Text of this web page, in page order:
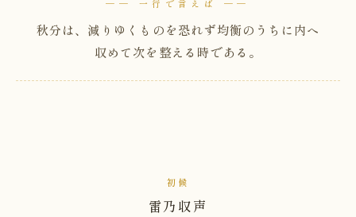
── 一行で言えば ──
秋分は、減りゆくものを恐れず均衡のうちに内へ
収めて次を整える時である。
初候
雷乃収声